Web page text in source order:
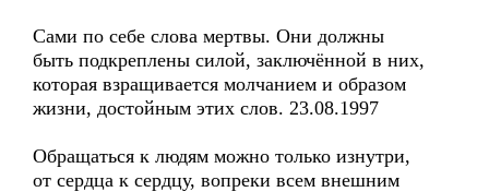
Сами по себе слова мертвы. Они должны
быть подкреплены силой, заключённой в них,
которая взращивается молчанием и образом
жизни, достойным этих слов. 23.08.1997
Обращаться к людям можно только изнутри,
от сердца к сердцу, вопреки всем внешним